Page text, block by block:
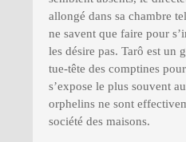
allongé dans sa chambre
ne savent que faire pour
les désire pas. Tarô est un
tue-tête des comptines
s’expose le plus souvent
orphelins ne sont
société des maisons.